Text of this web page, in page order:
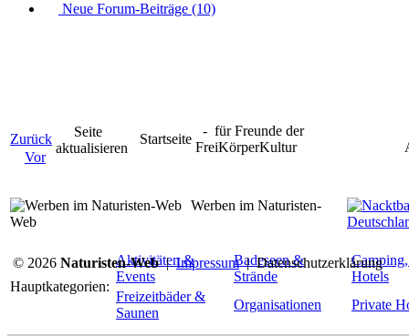
Neue Forum-Beiträge (10)
Zurück
Vor
Seite
aktualisieren
Startseite
- für Freunde der
FreiKörperKultur
Hauptkategorien:
Aktivitäten &
Events
Badeseen &
Strände
Hotels
Freizeitbäder &
Saunen
Organisationen Private
Werben im Naturisten-
Web
© 2026 Naturisten-Web|Impressum|Datenschutzerklärung